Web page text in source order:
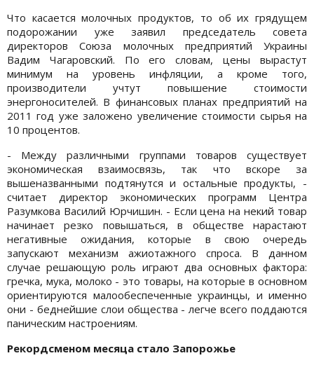
Что касается молочных продуктов, то об их грядущем
подорожании уже заявил председатель совета
директоров Союза молочных предприятий Украины
Вадим Чагаровский. По его словам, цены вырастут
минимум на уровень инфляции, а кроме того,
производители учтут повышение стоимости
энергоносителей. В финансовых планах предприятий на
2011 год уже заложено увеличение стоимости сырья на
10 процентов.
- Между различными группами товаров существует
экономическая взаимосвязь, так что вскоре за
вышеназванными подтянутся и остальные продукты, -
считает директор экономических программ Центра
Разумкова Василий Юрчишин. - Если цена на некий товар
начинает резко повышаться, в обществе нарастают
негативные ожидания, которые в свою очередь
запускают механизм ажиотажного спроса. В данном
случае решающую роль играют два основных фактора:
гречка, мука, молоко - это товары, на которые в основном
ориентируются малообеспеченные украинцы, и именно
они - беднейшие слои общества - легче всего поддаются
паническим настроениям.
Рекордсменом месяца стало Запорожье